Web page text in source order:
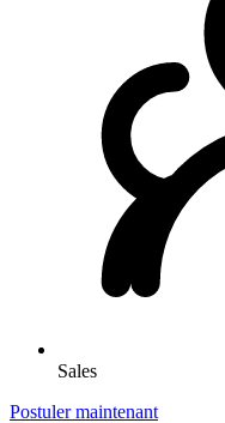
Sales
Postuler maintenant